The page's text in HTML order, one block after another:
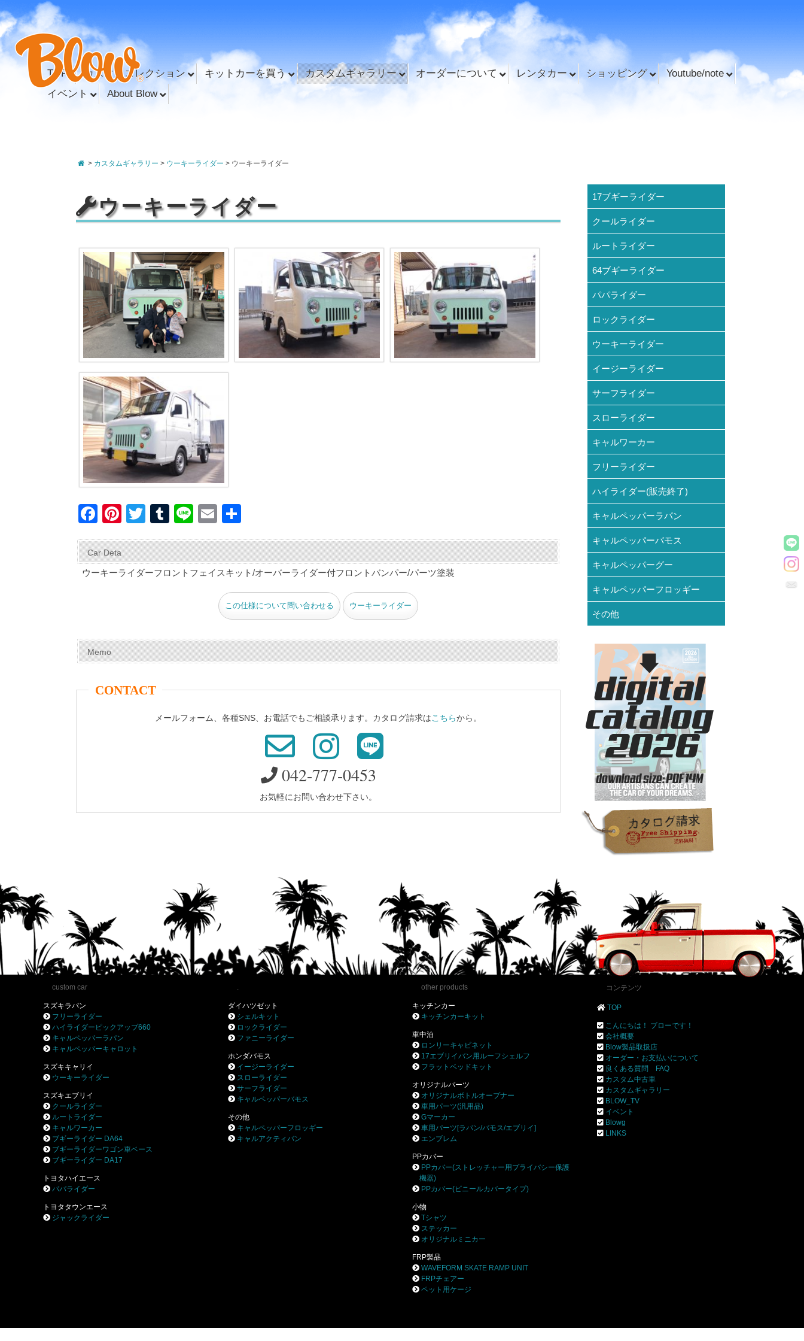
TOP カスタムコレクション キットカーを買う カスタムギャラリー オーダーについて レンタカー ショッピング
Youtube/note
イベント
About Blow
> カスタムギャラリー > ウーキーライダー > ウーキーライダー
ウーキーライダー
F
c
e
k
Pi
er
e
T
tt
er
T
m
bl
Li
e
E
ail
Car Deta
ウーキーライダーフロントフェイスキット/オーバーライダー付フロントバンパー/パーツ塗装
この仕様について問い合わせる ウーキーライダー
Memo
CONTACT
メールフォーム、各種SNS、お電話でもご相談承ります。カタログ請求はこちらから。
042-777-0453
お気軽にお問い合わせ下さい。
17ブギーライダー
クールライダー
ルートライダー
64ブギーライダー
パパライダー
ロックライダー
ウーキーライダー
イージーライダー
サーフライダー
スローライダー
キャルワーカー
フリーライダー
ハイライダー(販売終了)
キャルペッパーラパン
キャルペッパーバモス
キャルペッパーグー
キャルペッパーフロッギー
その他
custom car
スズキラパン
フリーライダー
ハイライダーピックアップ660
キャルペッパーラパン
キャルペッパーキャロット
スズキキャリイ
ウーキーライダー
スズキエブリイ
クールライダー
ルートライダー
キャルワーカー
ブギーライダー DA64
ブギーライダーワゴン車ベース
ブギーライダー DA17
トヨタハイエース
パパライダー
トヨタタウンエース
ジャックライダー
.
ダイハツゼット
シェルキット
ロックライダー
ファニーライダー
ホンダバモス
イージーライダー
スローライダー
サーフライダー
キャルペッパーバモス
その他
キャルペッパーフロッギー
キャルアクティバン
other products
キッチンカー
キッチンカーキット
車中泊
ロンリーキャビネット
17エブリイバン用ルーフシェルフ
フラットベッドキット
オリジナルパーツ
オリジナルボトルオープナー
車用パーツ(汎用品)
Gマーカー
車用パーツ[ラパン/バモス/エブリイ]
エンブレム
PPカバー
PPカバー(ストレッチャー用プライバシー保護
機器)
PPカバー(ビニールカバータイプ)
小物
Tシャツ
ステッカー
オリジナルミニカー
FRP製品
WAVEFORM SKATE RAMP UNIT
FRPチェアー
ペット用ケージ
コンテンツ
TOP
こんにちは！ ブローです！
会社概要
Blow製品取扱店
オーダー・お支払いについて
良くある質問 FAQ
カスタム中古車
カスタムギャラリー
BLOW_TV
イベント
Blowg
LINKS